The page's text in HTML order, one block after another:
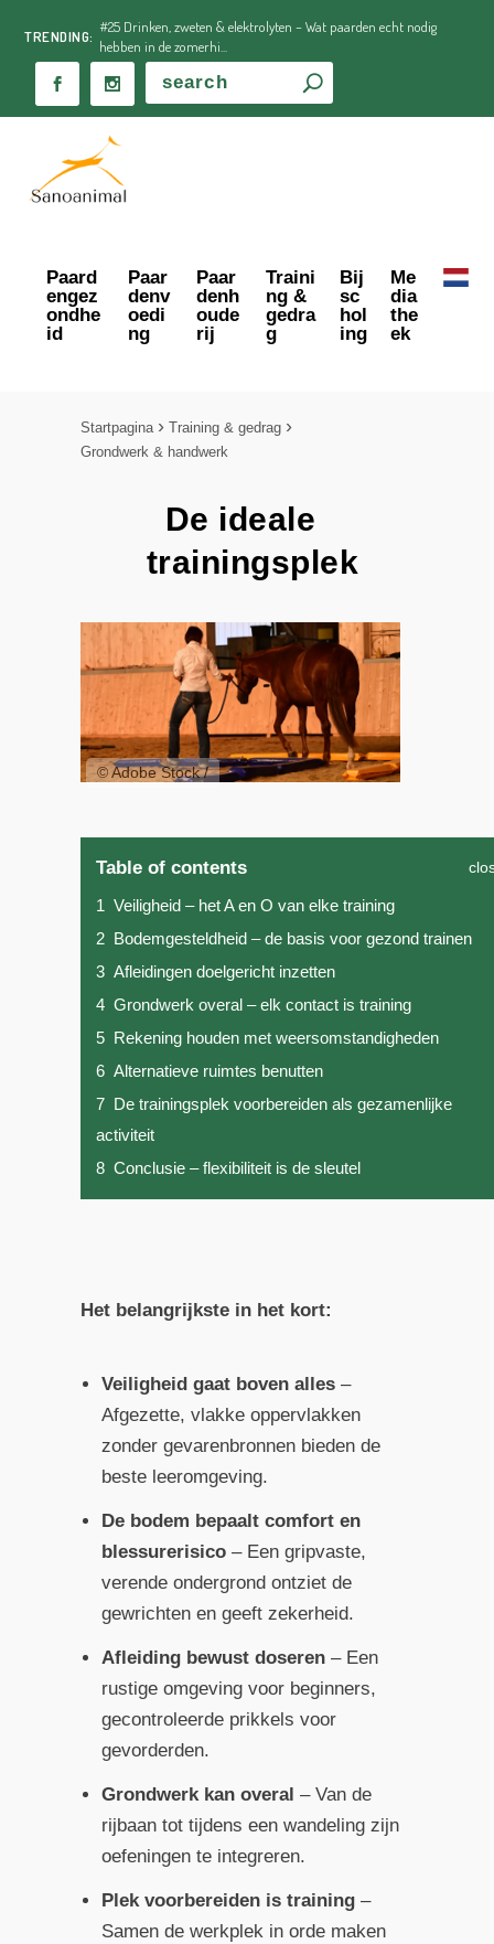
TRENDING:
#25 Drinken, zweten & elektrolyten – Wat paarden echt nodig
hebben in de zomerhi...
Paard
engez
ondhe
id
Paar
denv
oedi
ng
Paar
denh
oude
rij
Traini
ng &
gedra
g
Bij
sc
hol
ing
Me
dia
the
ek
Startpagina
Training & gedrag
Grondwerk & handwerk
De ideale
trainingsplek
© Adobe Stock /
Table of contents
1 Veiligheid – het A en O van elke training
2 Bodemgesteldheid – de basis voor gezond trainen
3 Afleidingen doelgericht inzetten
4 Grondwerk overal – elk contact is training
5 Rekening houden met weersomstandigheden
6 Alternatieve ruimtes benutten
7 De trainingsplek voorbereiden als gezamenlijke
activiteit
8 Conclusie – flexibiliteit is de sleutel
Het belangrijkste in het kort:
Veiligheid gaat boven alles –
Afgezette, vlakke oppervlakken
zonder gevarenbronnen bieden de
beste leeromgeving.
De bodem bepaalt comfort en
blessurerisico – Een gripvaste,
verende ondergrond ontziet de
gewrichten en geeft zekerheid.
Afleiding bewust doseren– Een
rustige omgeving voor beginners,
gecontroleerde prikkels voor
gevorderden.
Grondwerk kan overal – Van de
rijbaan tot tijdens een wandeling zijn
oefeningen te integreren.
Plek voorbereiden is training –
Samen de werkplek in orde maken